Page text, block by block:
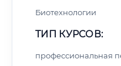
Биотехнологии
ТИП КУРСОВ:
профессиональная